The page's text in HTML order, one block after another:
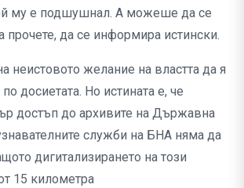
му е подшушнал. А можеше да се
прочете, да се информира истински.
неистовото желание на властта да я
досиетата. Но истината е, че
достъп до архивите на Държавна
служби на БНА няма да
дигитализирането на този
15 километра